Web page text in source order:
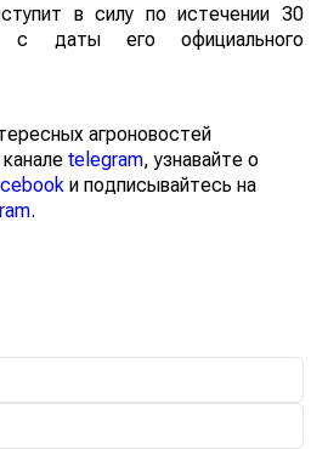
в силу по истечении 30
с даты его официального
агроновостей
telegram, узнавайте о
и подписывайтесь на
.